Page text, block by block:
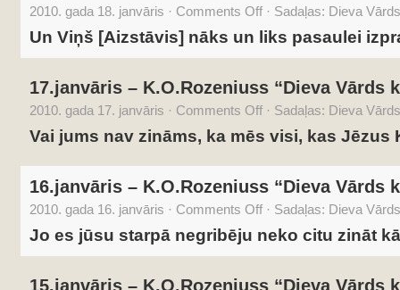
2010. gada 18. janvāris · Comments Off · Sadaļas: Dieva
Un Viņš [Aizstāvis] nāks un liks pasaulei
17.janvāris – K.O.Rozeniuss “Dieva Vārds
2010. gada 17. janvāris · Comments Off · Sadaļas: Dieva
Vai jums nav zināms, ka mēs visi, kas Jēzus
16.janvāris – K.O.Rozeniuss “Dieva Vārds
2010. gada 16. janvāris · Comments Off · Sadaļas: Dieva
Jo es jūsu starpā negribēju neko citu zināt
15.janvāris – K.O.Rozeniuss “Dieva Vārds